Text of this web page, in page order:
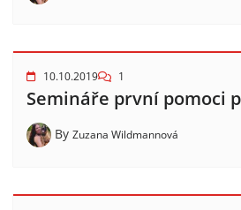
10.10.2019 1
Semináře první pomoci
By Zuzana Wildmannová